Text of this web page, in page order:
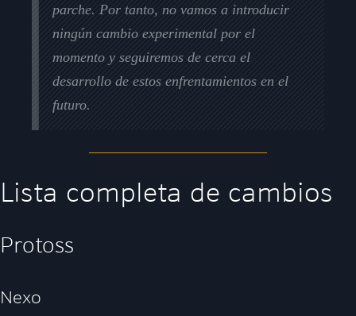
parche. Por tanto, no vamos a introducir
ningún cambio experimental por el
momento y seguiremos de cerca el
desarrollo de estos enfrentamientos en el
futuro.
Lista completa de cambios
Protoss
Nexo